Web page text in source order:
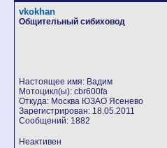
vkokhan
Общительный сибиховод
Настоящее имя: Вадим
Мотоцикл(ы): cbr600fa
Откуда: Москва ЮЗАО Ясенево
Зарегистрирован: 18.05.2011
Сообщений: 1882
Неактивен